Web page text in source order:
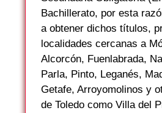
Bachillerato, por esta
a obtener dichos títulos,
localidades cercanas a
Alcorcón, Fuenlabrada,
Parla, Pinto, Leganés,
Getafe, Arroyomolinos y
de Toledo como Villa del